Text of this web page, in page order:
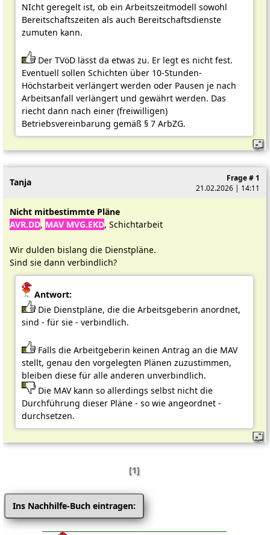
NIcht geregelt ist, ob ein Arbeitszeitmodell sowohl
Bereitschaftszeiten als auch Bereitschaftsdienste
zumuten kann.
Der TVöD lässt da etwas zu. Er legt es nicht fest.
Eventuell sollen Schichten über 10-Stunden-
Höchstarbeit verlängert werden oder Pausen je nach
Arbeitsanfall verlängert und gewährt werden. Das
riecht dann nach einer (freiwilligen)
Betriebsvereinbarung gemäß § 7 ArbZG.
Tanja
Frage # 1
21.02.2026 | 14:11
Nicht mitbestimmte Pläne
AVR.DD, MAV MVG.EKD, Schichtarbeit
Wir dulden bislang die Dienstpläne.
Sind sie dann verbindlich?
Antwort:
Die Dienstpläne, die die Arbeitsgeberin anordnet,
sind - für sie - verbindlich.
Falls die Arbeitgeberin keinen Antrag an die MAV
stellt, genau den vorgelegten Plänen zuzustimmen,
bleiben diese für alle anderen unverbindlich.
Die MAV kann so allerdings selbst nicht die
Durchführung dieser Pläne - so wie angeordnet -
durchsetzen.
[1]
Ins Nachhilfe-Buch eintragen: